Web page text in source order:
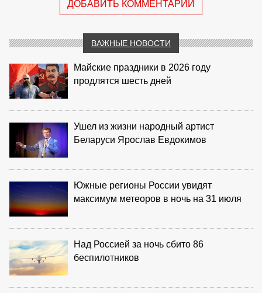
ДОБАВИТЬ КОММЕНТАРИЙ
ВАЖНЫЕ НОВОСТИ
Майские праздники в 2026 году
продлятся шесть дней
Ушел из жизни народный артист
Беларуси Ярослав Евдокимов
Южные регионы России увидят
максимум метеоров в ночь на 31 июля
Над Россией за ночь сбито 86
беспилотников